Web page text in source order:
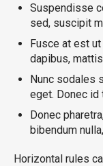
Suspendisse
sed, suscipit
Fusce at est
dapibus,
Nunc sodales
eget. Donec id
Donec
bibendum
Horizontal rules